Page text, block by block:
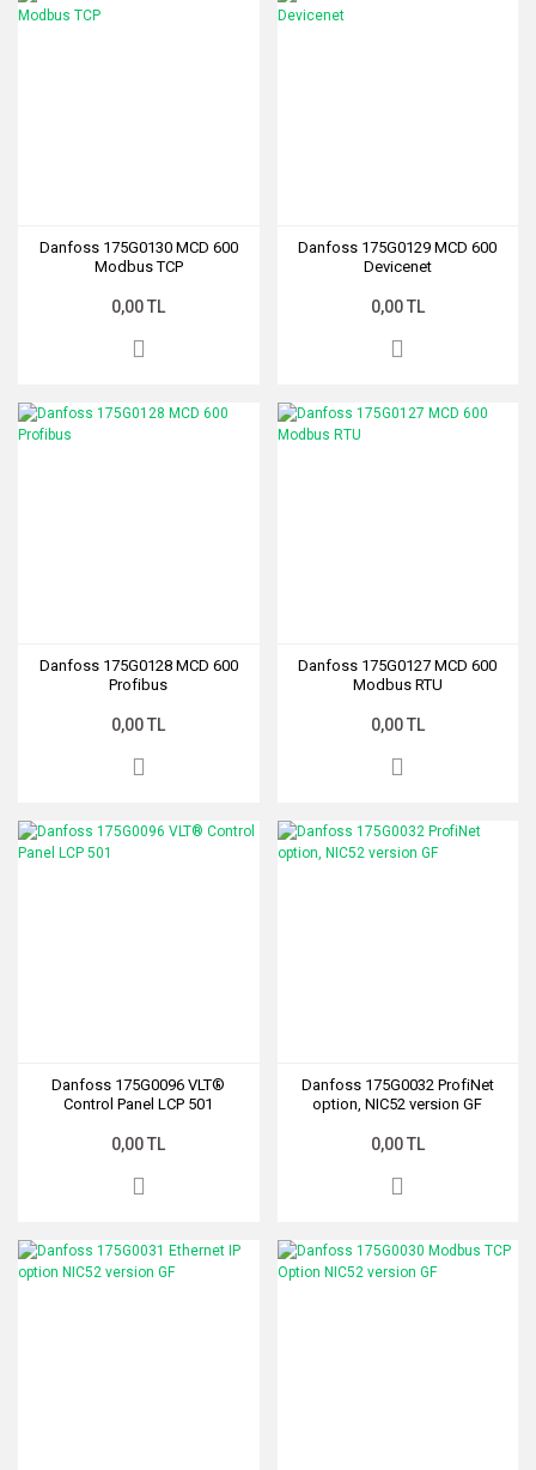
Danfoss 175G0130 MCD 600
Modbus TCP
0,00 TL
Danfoss 175G0129 MCD 600
Devicenet
0,00 TL
Danfoss 175G0128 MCD 600
Profibus
0,00 TL
Danfoss 175G0127 MCD 600
Modbus RTU
0,00 TL
Danfoss 175G0096 VLT®
Control Panel LCP 501
0,00 TL
Danfoss 175G0032 ProfiNet
option, NIC52 version GF
0,00 TL